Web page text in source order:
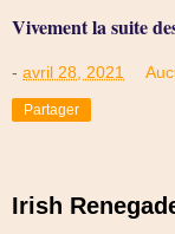
Vivement la suite
- avril 28, 2021
Partager
Irish